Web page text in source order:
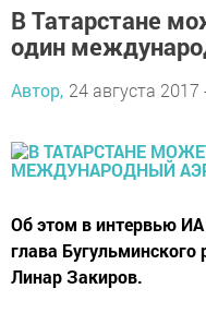
В Татарстане
один
Автор, 24 августа 2017
Об этом в интервью
глава
Линар Закиров.